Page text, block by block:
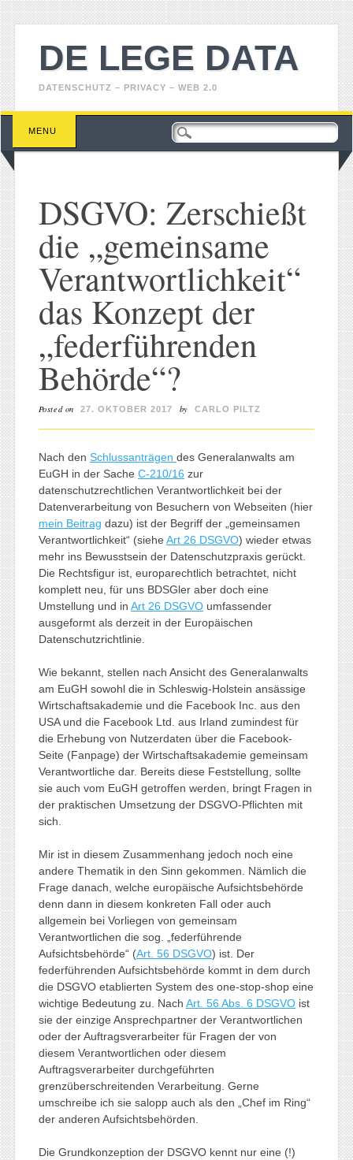
DE LEGE DATA
DATENSCHUTZ – PRIVACY – WEB 2.0
Main menu
Skip
content
MENU
DSGVO: Zerschießt
die „gemeinsame
Verantwortlichkeit“
das Konzept der
„federführenden
Behörde“?
Posted on 27. OKTOBER 2017 by CARLO PILTZ
Nach den Schlussanträgen des Generalanwalts am
EuGH in der Sache C-210/16 zur
datenschutzrechtlichen Verantwortlichkeit bei der
Datenverarbeitung von Besuchern von Webseiten (hier
mein Beitrag dazu) ist der Begriff der „gemeinsamen
Verantwortlichkeit“ (siehe Art 26 DSGVO) wieder etwas
mehr ins Bewusstsein der Datenschutzpraxis gerückt.
Die Rechtsfigur ist, europarechtlich betrachtet, nicht
komplett neu, für uns BDSGler aber doch eine
Umstellung und in Art 26 DSGVOumfassender
ausgeformt als derzeit in der Europäischen
Datenschutzrichtlinie.
Wie bekannt, stellen nach Ansicht des Generalanwalts
am EuGH sowohl die in Schleswig-Holstein ansässige
Wirtschaftsakademie und die Facebook Inc. aus den
USA und die Facebook Ltd. aus Irland zumindest für
die Erhebung von Nutzerdaten über die Facebook-
Seite (Fanpage) der Wirtschaftsakademie gemeinsam
Verantwortliche dar. Bereits diese Feststellung, sollte
sie auch vom EuGH getroffen werden, bringt Fragen in
der praktischen Umsetzung der DSGVO-Pflichten mit
sich.
Mir ist in diesem Zusammenhang jedoch noch eine
andere Thematik in den Sinn gekommen. Nämlich die
Frage danach, welche europäische Aufsichtsbehörde
denn dann in diesem konkreten Fall oder auch
allgemein bei Vorliegen von gemeinsam
Verantwortlichen die sog. „federführende
Aufsichtsbehörde“ (Art. 56 DSGVO) ist. Der
federführenden Aufsichtsbehörde kommt in dem durch
die DSGVO etablierten System des one-stop-shop eine
wichtige Bedeutung zu. Nach Art. 56 Abs. 6 DSGVOist
sie der einzige Ansprechpartner der Verantwortlichen
oder der Auftragsverarbeiter für Fragen der von
diesem Verantwortlichen oder diesem
Auftragsverarbeiter durchgeführten
grenzüberschreitenden Verarbeitung. Gerne
umschreibe ich sie salopp auch als den „Chef im Ring“
der anderen Aufsichtsbehörden.
Die Grundkonzeption der DSGVO kennt nur eine (!)